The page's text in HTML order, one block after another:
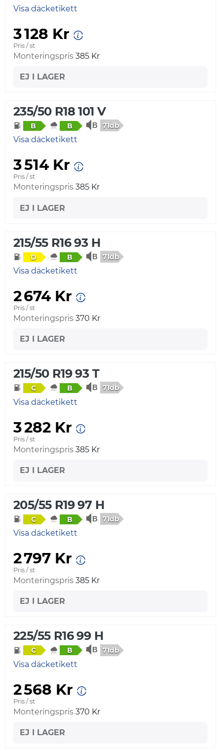
Visa däcketikett
3 128 Kr
Pris / st
Monteringspris 385 Kr
EJ I LAGER
235/50 R18 101 V
B B 71db
Visa däcketikett
3 514 Kr
Pris / st
Monteringspris 385 Kr
EJ I LAGER
215/55 R16 93 H
D B 71db
Visa däcketikett
2 674 Kr
Pris / st
Monteringspris 370 Kr
EJ I LAGER
215/50 R19 93 T
C B 71db
Visa däcketikett
3 282 Kr
Pris / st
Monteringspris 385 Kr
EJ I LAGER
205/55 R19 97 H
C B 71db
Visa däcketikett
2 797 Kr
Pris / st
Monteringspris 385 Kr
EJ I LAGER
225/55 R16 99 H
C B 71db
Visa däcketikett
2 568 Kr
Pris / st
Monteringspris 370 Kr
EJ I LAGER